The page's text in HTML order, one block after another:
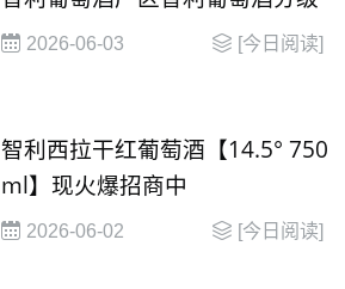
2026-06-03 [今日阅读]
智利西拉干红葡萄酒【14.5° 750
ml】现火爆招商中
2026-06-02 [今日阅读]